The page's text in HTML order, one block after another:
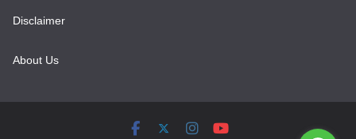
Disclaimer
About Us